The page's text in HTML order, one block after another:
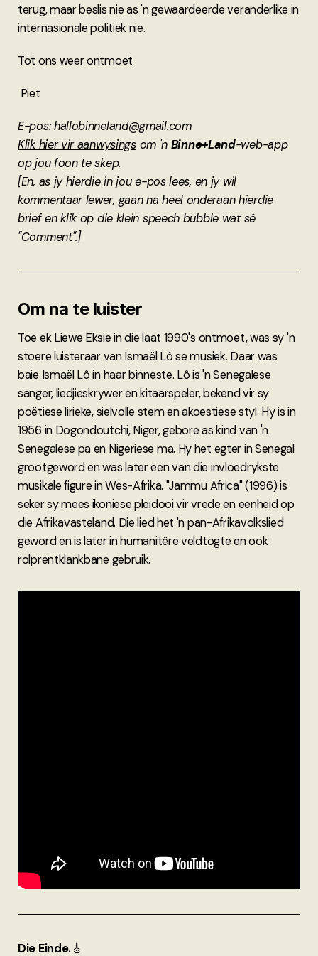
terug, maar beslis nie as 'n gewaardeerde veranderlike in
internasionale politiek nie.
Tot ons weer ontmoet
Piet
E-pos: hallobinneland@gmail.com
Klik hier vir aanwysingsom 'n Binne+Land-web-app
op jou foon te skep.
[En, as jy hierdie in jou e-pos lees, en jy wil
kommentaar lewer, gaan na heel onderaan hierdie
brief en klik op die klein speech bubble wat sê
"Comment".]
Om na te luister
Toe ek Liewe Eksie in die laat 1990's ontmoet, was sy 'n
stoere luisteraar van Ismaël Lô se musiek. Daar was
baie Ismaël Lô in haar binneste. Lô is 'n Senegalese
sanger, liedjieskrywer en kitaarspeler, bekend vir sy
poëtiese lirieke, sielvolle stem en akoestiese styl. Hy is in
1956 in Dogondoutchi, Niger, gebore as kind van 'n
Senegalese pa en Nigeriese ma. Hy het egter in Senegal
grootgeword en was later een van die invloedrykste
musikale figure in Wes-Afrika. "Jammu Africa" (1996) is
seker sy mees ikoniese pleidooi vir vrede en eenheid op
die Afrikavasteland. Die lied het 'n pan-Afrikavolkslied
geword en is later in humanitêre veldtogte en ook
rolprentklankbane gebruik.
Die Einde.🎸